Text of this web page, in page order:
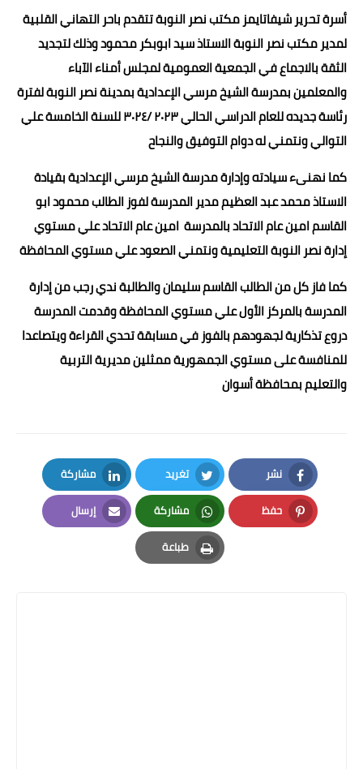
أسرة تحرير شيفاتايمز مكتب نصر النوبة تتقدم باحر التهاني القلبية
لمدير مكتب نصر النوبة الاستاذ سيد ابوبكر محمود وذلك لتجديد
الثقة بالاجماع في الجمعية العمومية لمجلس أمناء الآباء
والمعلمين بمدرسة الشيخ مرسي الإعدادية بمدينة نصر النوبة لفترة
رئاسة جديده للعام الدراسي الحالي ٢٠٢٣ /٣٠٢٤ للسنة الخامسة علي
التوالي ونتمني له دوام التوفيق والنجاح
كما نهنىء سيادته وإدارة مدرسة الشيخ مرسي الإعدادية بقيادة
الاستاذ محمد عبد العظيم مدير المدرسة لفوز الطالب محمود ابو
القاسم امين عام الاتحاد بالمدرسة امين عام الاتحاد علي مستوي
إدارة نصر النوبة التعليمية ونتمني الصعود علي مستوي المحافظة
كما فاز كل من الطالب القاسم سليمان والطالبة ندي رجب من إدارة
المدرسة بالمركز الأول علي مستوي المحافظة وقدمت المدرسة
دروع تذكارية لجهودهم بالفوز في مسابقة تحدي القراءة ويتصاعدا
للمنافسة على مستوي الجمهورية ممثلين مديرية التربية
والتعليم بمحافظة أسوان
نشر
Facebook
تغريد
Twitter
مشاركة
LinkedIn
حفظ
Pinterest
مشاركة
Whatsapp
إرسال
Email
طباعة
Print